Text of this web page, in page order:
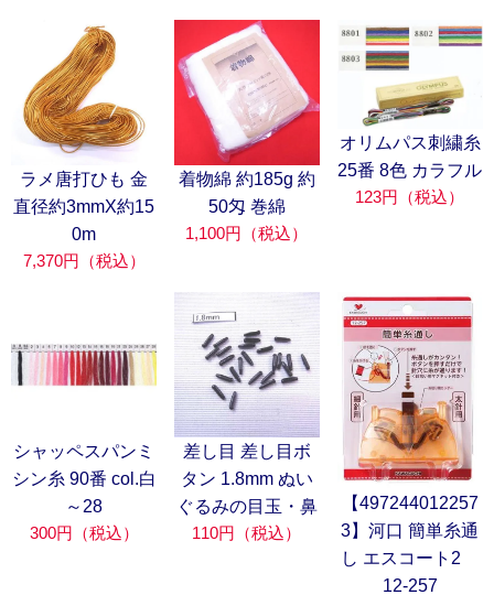
ラメ唐打ひも 金
直径約3mmX約15
0m
7,370円（税込）
着物綿 約185g 約
50匁 巻綿
1,100円（税込）
オリムパス刺繍糸
25番 8色 カラフル
123円（税込）
シャッペスパンミ
シン糸 90番 col.白
～28
300円（税込）
差し目 差し目ボ
タン 1.8mm ぬい
ぐるみの目玉・鼻
110円（税込）
【497244012257
3】河口 簡単糸通
し エスコート2
12-257